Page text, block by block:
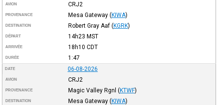
AVION CRJ2
PROVENANCE Mesa Gateway (KIWA)
DESTINATION Robert Gray Aaf (KGRK)
DÉPART 14h23 MST
ARRIVÉE 18h10 CDT
DURÉE 1:47
DATE 06-08-2026
AVION CRJ2
PROVENANCE Magic Valley Rgnl (KTWF)
DESTINATION Mesa Gateway (KIWA)